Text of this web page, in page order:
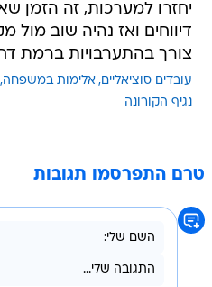
יחזרו למערכות, זה הזמן
דיווחים ואז נהיה שוב
צורך בהתערבויות ברמת
עובדים סוציאליים אלימות במשפחה
נגיף הקורונה
טרם התפרסמו תגובות